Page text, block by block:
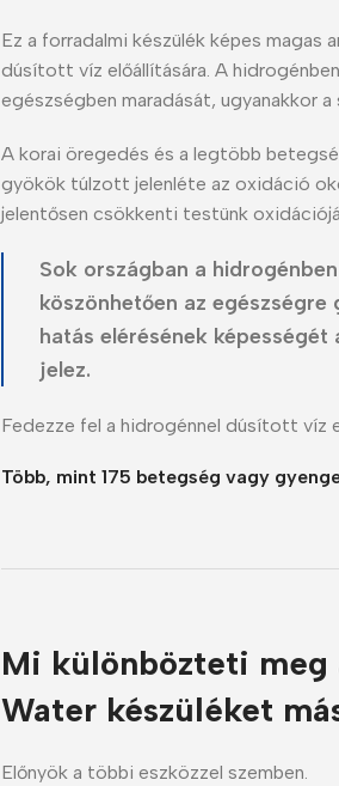
Ez a forradalmi készülék képes magas
dúsított víz előállítására. A
egészségben maradását, ugyanakkor
A korai öregedés és a legtöbb
gyökök túlzott jelenléte az oxidáció
jelentősen csökkenti testünk
Sok országban a
köszönhetően az
hatás elérésének
jelez.
Fedezze fel a hidrogénnel dúsított víz
Több, mint 175 betegség vagy
Mi különbözteti meg
Water készüléket
Előnyök a többi eszközzel szemben.